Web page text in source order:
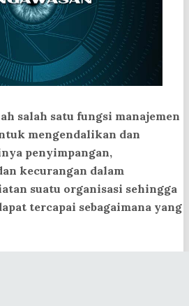
salah satu fungsi manajemen
mengendalikan dan
penyimpangan,
kecurangan dalam
suatu organisasi sehingga
tercapai sebagaimana yang